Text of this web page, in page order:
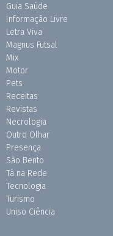
Guia Saúde
Informação Livre
Letra Viva
Magnus Futsal
Mix
Motor
Pets
Receitas
Revistas
Necrologia
Outro Olhar
Presença
São Bento
Tá na Rede
Tecnologia
Turismo
Uniso Ciência